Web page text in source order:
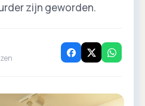
zijn geworden.